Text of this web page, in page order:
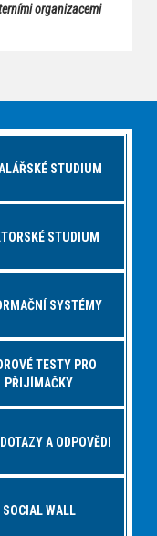
organizacemi
STUDIUM
STUDIUM
SYSTÉMY
TESTY PRO
PŘIJÍMAČKY
A ODPOVĚDI
SOCIAL WALL